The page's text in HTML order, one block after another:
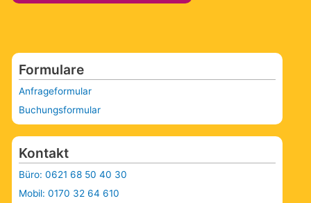
Formulare
Anfrageformular
Buchungsformular
Kontakt
Büro: 0621 68 50 40 30
Mobil: 0170 32 64 610